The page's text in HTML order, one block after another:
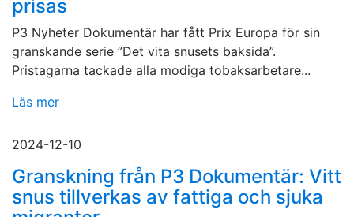
prisas
P3 Nyheter Dokumentär har fått Prix Europa för sin
granskande serie ”Det vita snusets baksida”.
Pristagarna tackade alla modiga tobaksarbetare...
Läs mer
2024-12-10
Granskning från P3 Dokumentär: Vitt
snus tillverkas av fattiga och sjuka